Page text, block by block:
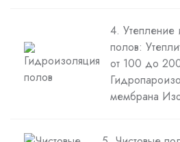
4. Утепление
полов:
от 100 до
мембрана